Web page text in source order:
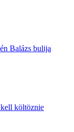
Balázs bulija
költöznie